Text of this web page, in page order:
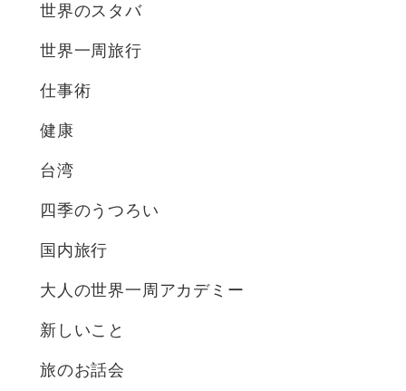
世界のスタバ
世界一周旅行
仕事術
健康
台湾
四季のうつろい
国内旅行
大人の世界一周アカデミー
新しいこと
旅のお話会